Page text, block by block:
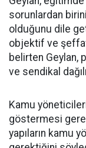
sorunlardan
olduğunu dile
objektif ve
belirten Geylan,
ve sendikal
Kamu
göstermesi
yapıların kamu